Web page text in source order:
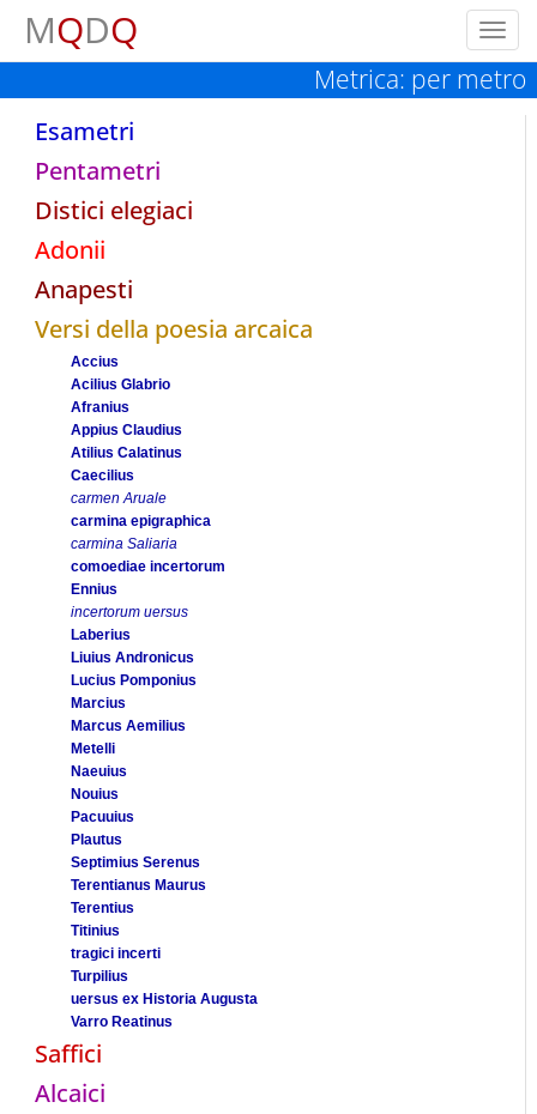
MQDQ
Metrica: per metro
Esametri
Pentametri
Distici elegiaci
Adonii
Anapesti
Versi della poesia arcaica
Accius
Acilius Glabrio
Afranius
Appius Claudius
Atilius Calatinus
Caecilius
carmen Aruale
carmina epigraphica
carmina Saliaria
comoediae incertorum
Ennius
incertorum uersus
Laberius
Liuius Andronicus
Lucius Pomponius
Marcius
Marcus Aemilius
Metelli
Naeuius
Nouius
Pacuuius
Plautus
Septimius Serenus
Terentianus Maurus
Terentius
Titinius
tragici incerti
Turpilius
uersus ex Historia Augusta
Varro Reatinus
Saffici
Alcaici